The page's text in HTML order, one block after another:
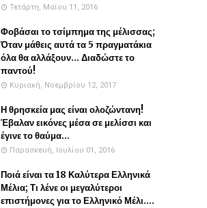
Τετάρτη, Μαΐου 11, 2016
Φοβάσαι το τσίμπημα της μέλισσας;
Όταν μάθεις αυτά τα 5 πραγματάκια
όλα θα αλλάξουν... Διαδώστε το
παντού!
Κυριακή, Νοεμβρίου 12, 2017
Η θρησκεία μας είναι ολοζώντανη!
Έβαλαν εικόνες μέσα σε μελίσσι και
έγινε το θαύμα...
Παρασκευή, Ιουλίου 01, 2016
Ποιά είναι τα 18 Καλύτερα Ελληνικά
Μέλια; Τι λένε οι μεγαλύτεροι
επιστήμονες για το Ελληνικό Μέλι....